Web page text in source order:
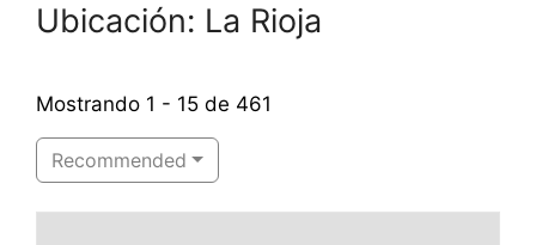
Ubicación: La Rioja
Mostrando 1 - 15 de 461
Recommended